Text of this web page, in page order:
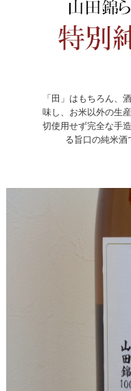
「田」はもちろん、
味し、お米以外の生
切使用せず完全な手
る旨口の純米酒